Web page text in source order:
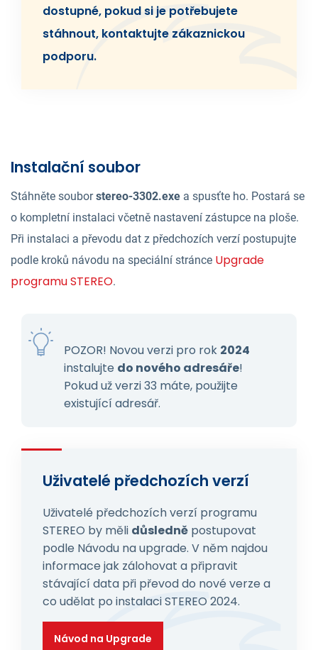
dostupné, pokud si je potřebujete
stáhnout, kontaktujte zákaznickou
podporu.
Instalační soubor
Stáhněte souborstereo-3302.exe a spusťte ho. Postará se
o kompletní instalaci včetně nastavení zástupce na ploše.
Při instalaci a převodu dat z předchozích verzí postupujte
podle kroků návodu na speciální stránce Upgrade
programu STEREO.
POZOR! Novou verzi pro rok 2024
instalujte do nového adresáře!
Pokud už verzi 33 máte, použijte
existující adresář.
Uživatelé předchozích verzí
Uživatelé předchozích verzí programu
STEREO by měli důsledně postupovat
podle Návodu na upgrade. V něm najdou
informace jak zálohovat a připravit
stávající data při převod do nové verze a
co udělat po instalaci STEREO 2024.
Návod na Upgrade